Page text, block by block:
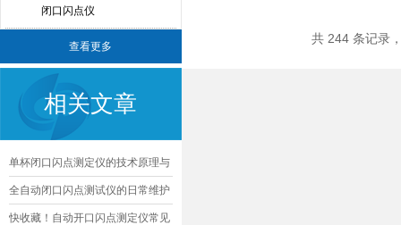
闭口闪点仪
查看更多
相关文章
单杯闭口闪点测定仪的技术原理与
行业应用探析
全自动闭口闪点测试仪的日常维护
知识
快收藏！自动开口闪点测定仪常见
共 244 条记录